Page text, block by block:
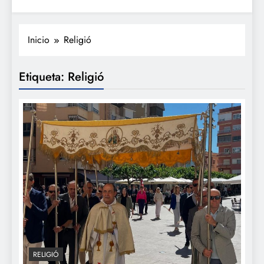
Inicio Religió
Etiqueta: Religió
RELIGIÓ